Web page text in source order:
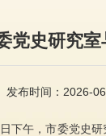
党史研究
发布时间：2026-
下午，市委党史